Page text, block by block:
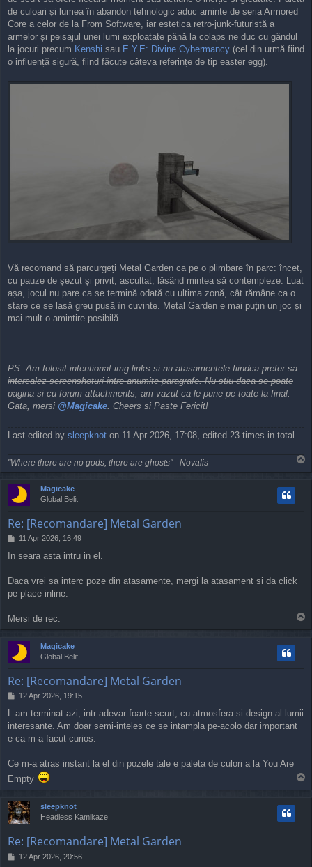
de culoari și lumea în abandon tehnologic aduc aminte de seria Armored
Core a celor de la From Software, iar estetica retro-junk-futuristă a
armelor și peisajul unei lumi exploatate până la colaps ne duc cu gândul
la jocuri precum Kenshi sau E.Y.E: Divine Cybermancy (cel din urmă fiind
o influență sigură, fiind făcute câteva referințe de tip easter egg).
Vă recomand să parcurgeți Metal Garden ca pe o plimbare în parc: încet,
cu pauze de șezut și privit, ascultat, lăsând mintea să contempleze. Luat
așa, jocul nu pare ca se termină odată cu ultima zonă, cât rămâne ca o
stare ce se lasă greu pusă în cuvinte. Metal Garden e mai puțin un joc și
mai mult o amintire posibilă.
PS:Am folosit intentionat img links si nu atasamentele fiindca prefer sa
intercalez screenshoturi intre anumite paragrafe. Nu stiu daca se poate
pagina si cu forum attachments, am vazut ca le pune pe toate la final.
Gata, mersi @Magicake. Cheers si Paste Fericit!
Last edited by sleepknot on 11 Apr 2026, 17:08, edited 23 times in total.
"Where there are no gods, there are ghosts" - Novalis
o
Magicake
Global Belit
Re: [Recomandare] Metal Garden
P
s
11 Apr 2026, 16:49
In seara asta intru in el.
Daca vrei sa interc poze din atasamente, mergi la atasament si da click
pe place inline.
Mersi de rec.
Magicake
Global Belit
Re: [Recomandare] Metal Garden
P
s
t
12 Apr 2026, 19:15
L-am terminat azi, intr-adevar foarte scurt, cu atmosfera si design al lumii
interesante. Am doar semi-inteles ce se intampla pe-acolo dar important
e ca m-a facut curios.
Ce m-a atras instant la el din pozele tale e paleta de culori a la You Are
Empty
o
sleepknot
Headless Kamikaze
Re: [Recomandare] Metal Garden
P12 Apr 2026, 20:56